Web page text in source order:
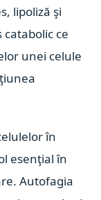
lipoliză şi
ce
unei celule
în
esenţial în
Autofagia